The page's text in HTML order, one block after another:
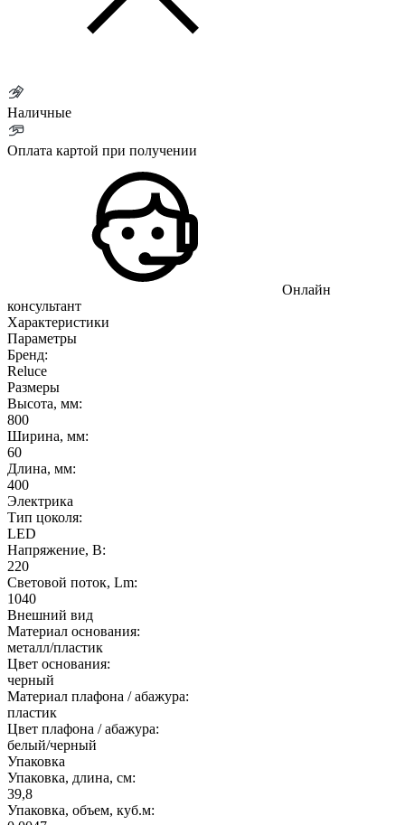
Наличные
Оплата картой при получении
Онлайн
консультант
Характеристики
Параметры
Бренд:
Reluce
Размеры
Высота, мм:
800
Ширина, мм:
60
Длина, мм:
400
Электрика
Тип цоколя:
LED
Напряжение, В:
220
Световой поток, Lm:
1040
Внешний вид
Материал основания:
металл/пластик
Цвет основания:
черный
Материал плафона / абажура:
пластик
Цвет плафона / абажура:
белый/черный
Упаковка
Упаковка, длина, см:
39,8
Упаковка, объем, куб.м: